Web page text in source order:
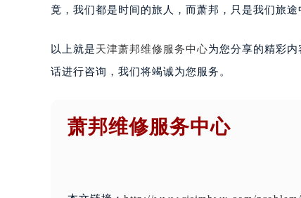
竟，我们都是时间的旅人，而萧邦，只是我们旅途
以上就是天津萧邦维修服务中心为您分享的精彩
话进行咨询，我们将竭诚为您服务。
萧邦维修服务中心